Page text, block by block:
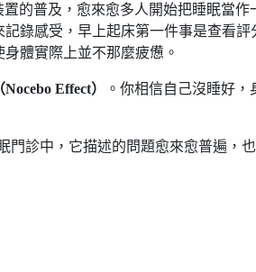
置的普及，愈來愈多人開始把睡眠當作
錄感受，早上起床第一件事是查看評
體實際上並不那麼疲憊。
Effect）
。你相信自己沒睡好，
門診中，它描述的問題愈來愈普遍，